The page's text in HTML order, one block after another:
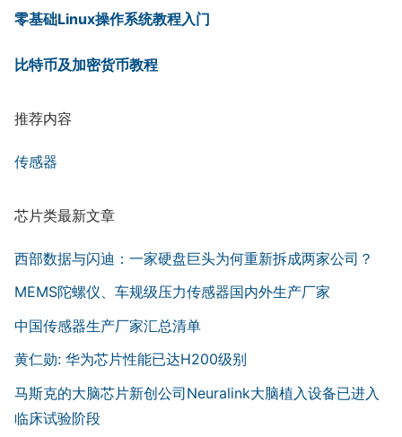
零基础Linux操作系统教程入门
比特币及加密货币教程
推荐内容
传感器
芯片类最新文章
西部数据与闪迪：一家硬盘巨头为何重新拆成两家公司？
MEMS陀螺仪、车规级压力传感器国内外生产厂家
中国传感器生产厂家汇总清单
黄仁勋: 华为芯片性能已达H200级别
马斯克的大脑芯片新创公司Neuralink大脑植入设备已进入
临床试验阶段